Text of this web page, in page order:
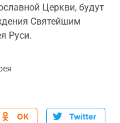
Церкви, будут
Святейшим
Руси.
OK Twitter